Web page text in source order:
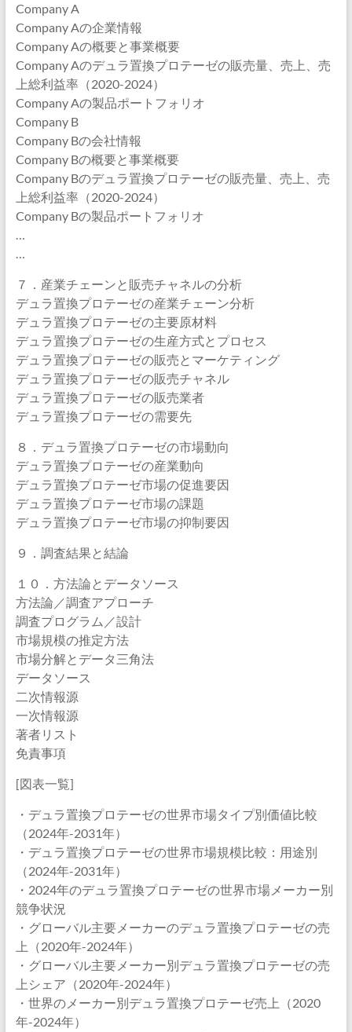
Company A
Company Aの企業情報
Company Aの概要と事業概要
Company Aのデュラ置換プロテーゼの販売量、売上、売
上総利益率（2020-2024）
Company Aの製品ポートフォリオ
Company B
Company Bの会社情報
Company Bの概要と事業概要
Company Bのデュラ置換プロテーゼの販売量、売上、売
上総利益率（2020-2024）
Company Bの製品ポートフォリオ
…
…
７．産業チェーンと販売チャネルの分析
デュラ置換プロテーゼの産業チェーン分析
デュラ置換プロテーゼの主要原材料
デュラ置換プロテーゼの生産方式とプロセス
デュラ置換プロテーゼの販売とマーケティング
デュラ置換プロテーゼの販売チャネル
デュラ置換プロテーゼの販売業者
デュラ置換プロテーゼの需要先
８．デュラ置換プロテーゼの市場動向
デュラ置換プロテーゼの産業動向
デュラ置換プロテーゼ市場の促進要因
デュラ置換プロテーゼ市場の課題
デュラ置換プロテーゼ市場の抑制要因
９．調査結果と結論
１０．方法論とデータソース
方法論／調査アプローチ
調査プログラム／設計
市場規模の推定方法
市場分解とデータ三角法
データソース
二次情報源
一次情報源
著者リスト
免責事項
[図表一覧]
・デュラ置換プロテーゼの世界市場タイプ別価値比較
（2024年-2031年）
・デュラ置換プロテーゼの世界市場規模比較：用途別
（2024年-2031年）
・2024年のデュラ置換プロテーゼの世界市場メーカー別
競争状況
・グローバル主要メーカーのデュラ置換プロテーゼの売
上（2020年-2024年）
・グローバル主要メーカー別デュラ置換プロテーゼの売
上シェア（2020年-2024年）
・世界のメーカー別デュラ置換プロテーゼ売上（2020
年-2024年）